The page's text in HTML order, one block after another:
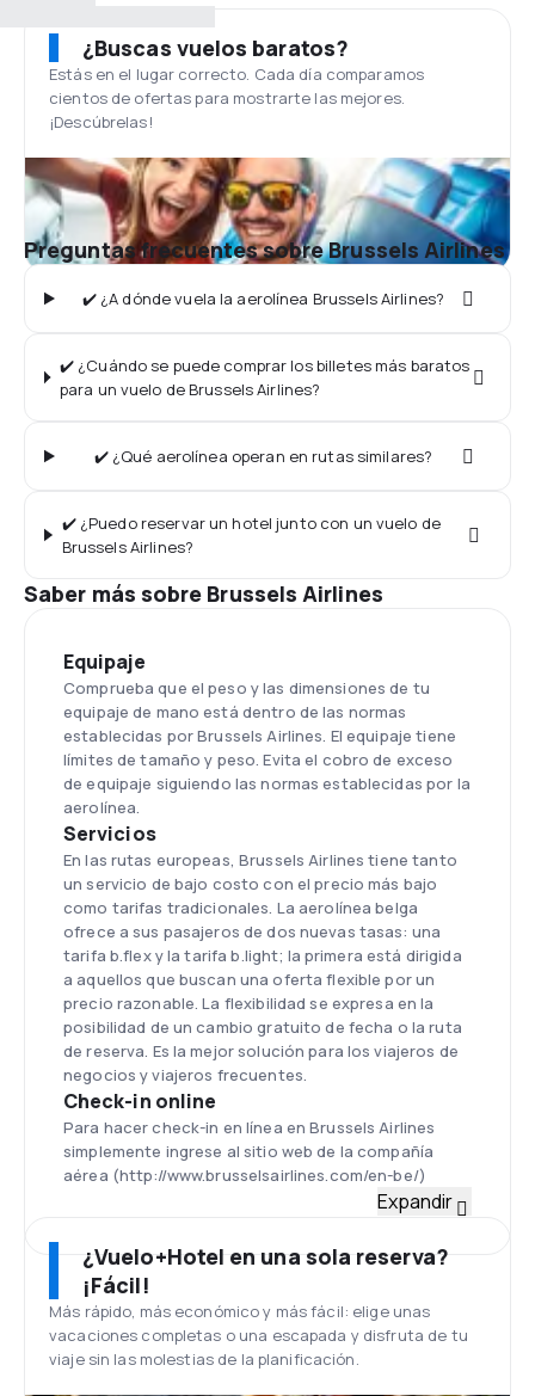
¿Buscas vuelos baratos?
Estás en el lugar correcto. Cada día comparamos
cientos de ofertas para mostrarte las mejores.
¡Descúbrelas!
Preguntas frecuentes sobre Brussels Airlines
✔️ ¿A dónde vuela la aerolínea Brussels Airlines?
✔️ ¿Cuándo se puede comprar los billetes más baratos
para un vuelo de Brussels Airlines?
✔️ ¿Qué aerolínea operan en rutas similares?
✔️ ¿Puedo reservar un hotel junto con un vuelo de
Brussels Airlines?
Saber más sobre Brussels Airlines
Equipaje
Comprueba que el peso y las dimensiones de tu
equipaje de mano está dentro de las normas
establecidas por Brussels Airlines. El equipaje tiene
límites de tamaño y peso. Evita el cobro de exceso
de equipaje siguiendo las normas establecidas por la
aerolínea.
Servicios
En las rutas europeas, Brussels Airlines tiene tanto
un servicio de bajo costo con el precio más bajo
como tarifas tradicionales. La aerolínea belga
ofrece a sus pasajeros de dos nuevas tasas: una
tarifa b.flex y la tarifa b.light; la primera está dirigida
a aquellos que buscan una oferta flexible por un
precio razonable. La flexibilidad se expresa en la
posibilidad de un cambio gratuito de fecha o la ruta
de reserva. Es la mejor solución para los viajeros de
negocios y viajeros frecuentes.
Check-in online
Para hacer check-in en línea en Brussels Airlines
simplemente ingrese al sitio web de la compañía
aérea (http://www.brusselsairlines.com/en-be/)
tamaños, entre las que se encuentran : Airbus (
A319, A330 ), Boeing ( 737 ), Avro 100, BAE 146.
Aeropuerto de Bruselas-NationalBrussels
El aeropuerto internacional de Brussels es el
principal aeropuerto de la capital de la Unión
Europea. Está a 12 km del centro de la ciudad. Es un
Expandir
¿Vuelo+Hotel en una sola reserva?
¡Fácil!
Más rápido, más económico y más fácil: elige unas
vacaciones completas o una escapada y disfruta de tu
viaje sin las molestias de la planificación.